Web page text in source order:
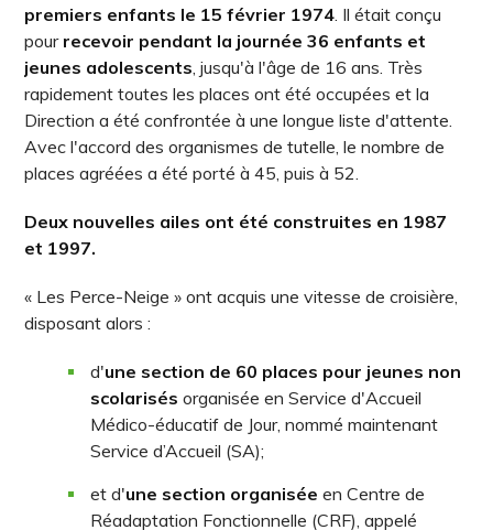
premiers enfants le 15 février 1974 . Il était conçu
pour recevoir pendant la journée 36 enfants et
jeunes adolescents , jusqu'à l'âge de 16 ans. Très
rapidement toutes les places ont été occupées et la
Direction a été confrontée à une longue liste d'attente.
Avec l'accord des organismes de tutelle, le nombre de
places agréées a été porté à 45, puis à 52.
Deux nouvelles ailes ont été construites en 1987
et 1997.
« Les Perce-Neige » ont acquis une vitesse de croisière,
disposant alors :
d'une section de 60 places pour jeunes non
scolarisés organisée en Service d'Accueil
Médico-éducatif de Jour, nommé maintenant
Service d’Accueil (SA);
et d'une section organiséeen Centre de
Réadaptation Fonctionnelle (CRF), appelé